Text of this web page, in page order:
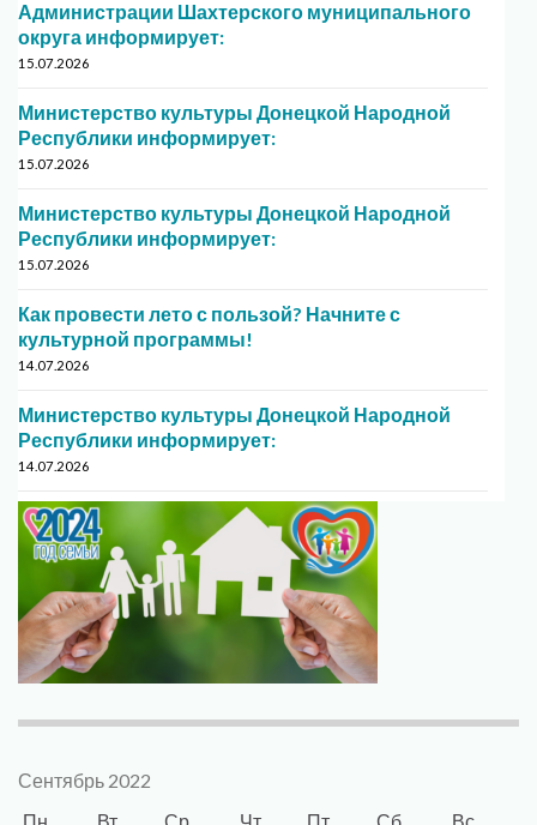
Администрации Шахтерского муниципального
округа информирует:
15.07.2026
Министерство культуры Донецкой Народной
Республики информирует:
15.07.2026
Министерство культуры Донецкой Народной
Республики информирует:
15.07.2026
Как провести лето с пользой? Начните с
культурной программы!
14.07.2026
Министерство культуры Донецкой Народной
Республики информирует:
14.07.2026
Сентябрь 2022